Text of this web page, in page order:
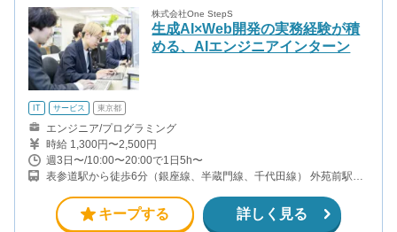
株式会社One StepS
生成AI×Web開発の実務経験が積
める、AIエンジニアインターン
IT サービス 東京都
エンジニア/プログラミング
時給 1,300円〜2,500円
週3日〜/10:00〜20:00で1日5h〜
表参道駅から徒歩6分（銀座線、半蔵門線、千代田線） 外苑前駅か
キープする 詳しく見る